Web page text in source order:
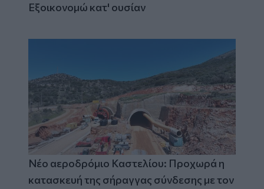
Εξοικονομώ κατ' ουσίαν
Νέο αεροδρόμιο Καστελίου: Προχωρά η
κατασκευή της σήραγγας σύνδεσης με τον